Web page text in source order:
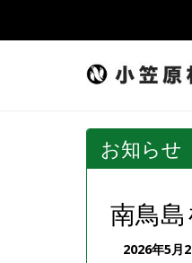
お知らせ
南鳥
2026年5月